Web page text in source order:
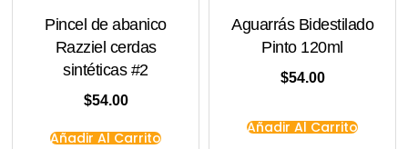
Pincel de abanico
Razziel cerdas
sintéticas #2
$54.00
Añadir Al Carrito
Aguarrás Bidestilado
Pinto 120ml
$54.00
Añadir Al Carrito